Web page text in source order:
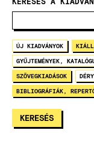
ÚJ KIADVÁNYOK
GYŰJTEMÉNYEK,
SZÖVEGKIADÁSOK
BIBLIOGRÁFIÁK,